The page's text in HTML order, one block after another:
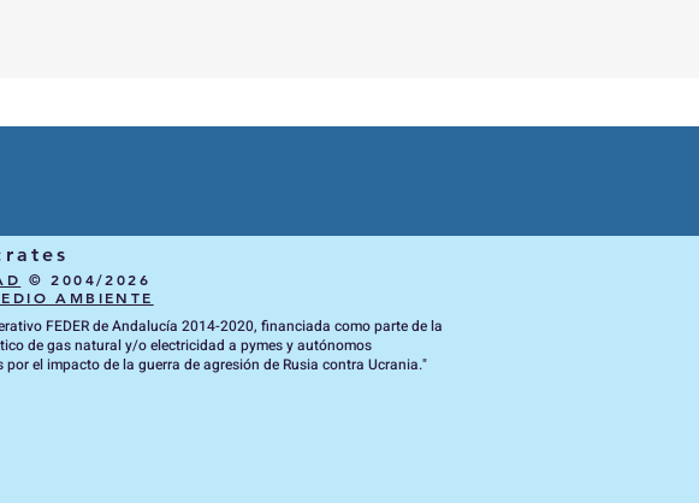
© 2004/2026
AMBIENTE
FEDER de Andalucía 2014-2020, financiada como parte de la
de gas natural y/o electricidad a pymes y autónomos
el impacto de la guerra de agresión de Rusia contra Ucrania."